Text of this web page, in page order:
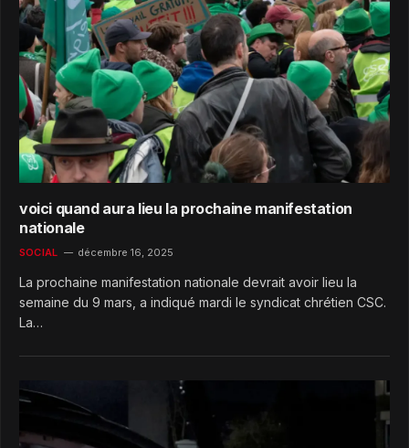
voici quand aura lieu la prochaine manifestation
nationale
SOCIAL décembre 16, 2025
La prochaine manifestation nationale devrait avoir lieu la
semaine du 9 mars, a indiqué mardi le syndicat chrétien CSC.
La…